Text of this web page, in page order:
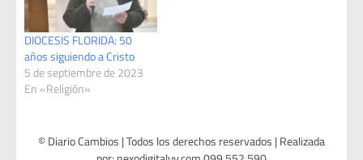
DIOCESIS FLORIDA: 50
años siguiendo a Cristo
5 de septiembre de 2023
En «Religión»